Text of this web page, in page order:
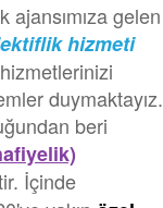
gelen
hizmeti
duymaktayız.
beri
İçinde